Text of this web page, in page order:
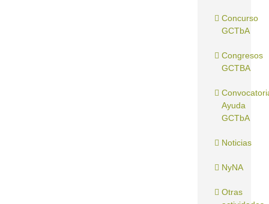
Concurso
GCTbA
Congresos
GCTBA
Ayuda
GCTbA
Noticias
NyNA
Otras